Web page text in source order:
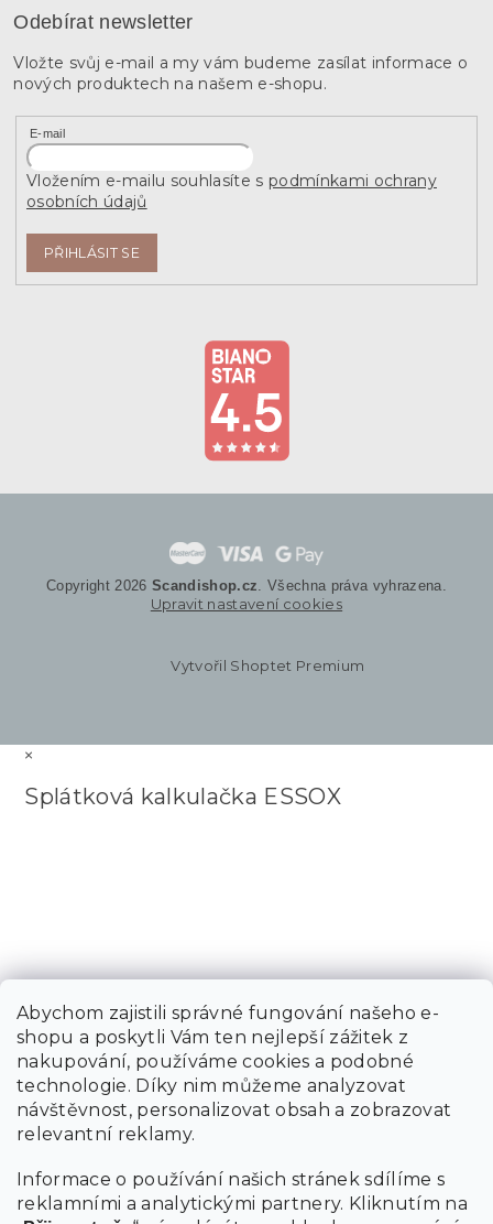
Abychom zajistili správné fungování našeho e-
shopu a poskytli Vám ten nejlepší zážitek z
nakupování, používáme cookies a podobné
technologie. Díky nim můžeme analyzovat
návštěvnost, personalizovat obsah a zobrazovat
relevantní reklamy.
Informace o používání našich stránek sdílíme s
reklamními a analytickými partnery. Kliknutím na
Odebírat newsletter
Vložte svůj e-mail a my vám budeme zasílat informace o
nových produktech na našem e-shopu.
E-mail
Vložením e-mailu souhlasíte s podmínkami ochrany
osobních údajů
PŘIHLÁSIT SE
Vytvořil Shoptet Premium
Copyright 2026 Scandishop.cz . Všechna práva vyhrazena.
Upravit nastavení cookies
×
Splátková kalkulačka ESSOX